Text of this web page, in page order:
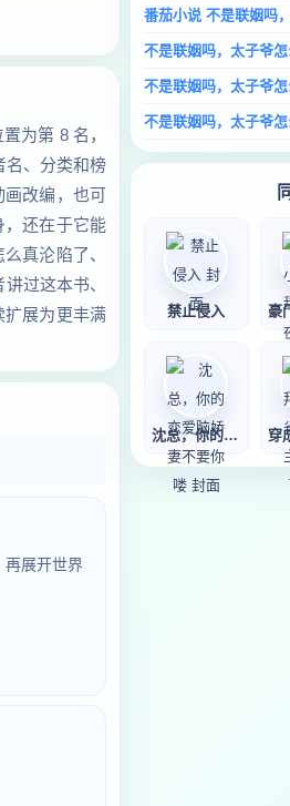
为第 8 名，
名、分类和榜
改编，也可
，还在于它能
真沦陷了、
过这本书、
扩展为更丰满
再展开世界
番茄小说 不是联姻吗
不是联姻吗，太子爷
不是联姻吗，太子爷
不是联姻吗，太子爷
禁止侵入
沈总，你的恋爱脑